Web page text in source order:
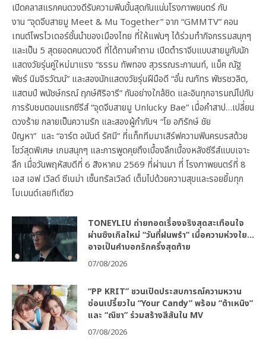
เปิดคลาสแรกคนดวงดีรับความฟินขั้นสุดกันแน่นโรงภาพยนตร์ กับ
งาน “จุดจีบสายมู Meet & Mu Together” จาก “GMMTV” คอน
เทนต์โพรไวเดอร์ชั้นนำของเมืองไทย ที่ให้แฟนๆ ได้ร่วมทำกิจกรรมสนุกๆ
และเป็น 5 สุดยอดคนดวงดี ที่ได้ถามคำถาม เปิดตำราจีบแบบสายมูกับนัก
แสดงวัยรุ่นคู่ใหม่มาแรง “ธรรม ทัพทอง สุวรรณระกานนท์, แม็ค ณัฐ
พัชร์ นิมจิรวัฒน์” และสองนักแสดงวัยรุ่นฝีมือดี “อั๋น ณภัทร พัชรชวลิต,
แสตมป์ พนัชษ์กรณ์ ฤกษ์ศิริอารี” กันอย่างใกล้ชิด และอินทุกอารมณ์ไปกับ
การรับชมตอนแรกซีรีส์ “จุดจีบสายมู Unlucky Bae” เมื่อคำสาป…เปลี่ยน
ดวงร้าย กลายเป็นความรัก และสองผู้กำกับฯ “โย อภิรักษ์ ชัย
ปัญหา” และ “อาร์ต อนันต์ รัศมี” ที่แท็กทีมมาเสิร์ฟความฟินครบรสด้วย
โชว์สุดพิเศษ เกมสนุกๆ และการพูดคุยถึงเบื้องลึกเบื้องหลังซีรีส์แบบเจาะ
ลึก เมื่อวันพฤหัสบดีที่ 6 สิงหาคม 2569 ที่ผ่านมา ที่ โรงภาพยนตร์ที่ 8
เอส เอฟ เวิลด์ ซีเนม่า เซ็นทรัลเวิลด์ เต็มไปด้วยความสุขและรอยยิ้มทุก
โมเมนต์เลยทีเดียว
TONEYLIU ถ่ายทอดเรื่องจริงสุดสะเทือนใจ
ผ่านซิงเกิลใหม่ “วันที่ฝนพรำ” เมื่อความห่วงใย…
อาจเป็นคำบอกรักครั้งสุดท้าย
07/08/2026
“PP KRIT” ชวนเปิดประสบการณ์ความหวาน
ซ่อนเปรี้ยวใน “Your Candy” พร้อม “ต้าเหนิง”
และ “ณิชา” ร่วมสร้างสีสันใน MV
07/08/2026